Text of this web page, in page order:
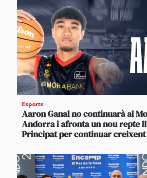
Esports
Aaron Ganal no continuarà al
Andorra i afronta un nou repte
Principat per continuar creixent